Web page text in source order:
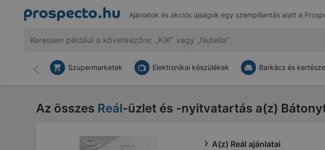
Ajánlatok és akciós újságok egy szempillantás alatt a
Vissza
Szupermarketek Elektronikai készülékek Barkács és
Az összes Reál-üzlet és -nyitvatartás a(z)
A(z) Reál ajánlatai